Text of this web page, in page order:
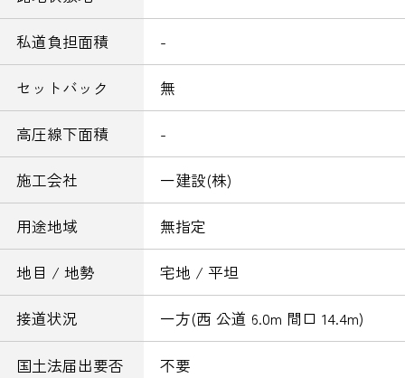
私道負担面積 -
セットバック 無
高圧線下面積 -
施工会社 一建設(株)
用途地域 無指定
地目 / 地勢 宅地 / 平坦
接道状況 一方(西 公道 6.0m 間口 14.4m)
国土法届出要否 不要